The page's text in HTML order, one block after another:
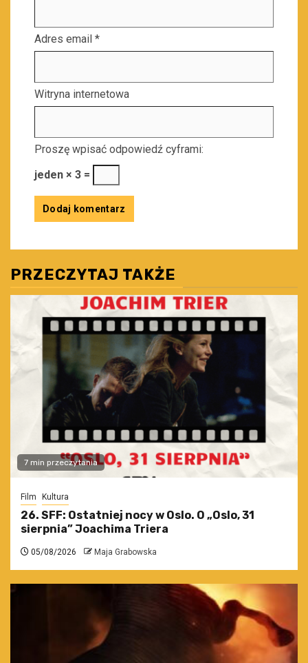
Adres email *
Witryna internetowa
Proszę wpisać odpowiedź cyframi:
jeden × 3 =
PRZECZYTAJ TAKŻE
7 min przeczytania
Film Kultura
26. SFF: Ostatniej nocy w Oslo. O „Oslo, 31
sierpnia” Joachima Triera
05/08/2026 Maja Grabowska